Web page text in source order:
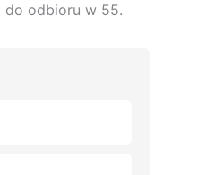
do odbioru w 55.